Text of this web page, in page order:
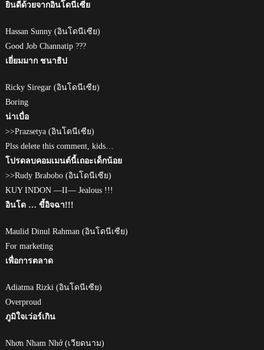
ยินดีด้วยจากอินโดนีเซีย
Hassan Sunny (อินโดนีเซีย)
Good Job Channatip ???
เยี่ยมมาก ชนาธิป
Ricky Siregar (อินโดนีเซีย)
Boring
น่าเบื่อ
>>Prazsetya (อินโดนีเซีย)
Plss delete this comment, kids…
โปรดลบคอมเมนต์นี้เถอะเด็กน้อย
>>Rudy Brabobo (อินโดนีเซีย)
KUY INDON —II— Jealous !!!
อินโด … ขี้อิจฉา!!!
Maulid Dinul Rahman (อินโดนีเซีย)
For marketing
เพื่อการตลาด
Adiatma Rizki (อินโดนีเซีย)
Overproud
ภูมิใจเว่อร์เกิน
Nhơn Nham Nhở (เวียดนาม)